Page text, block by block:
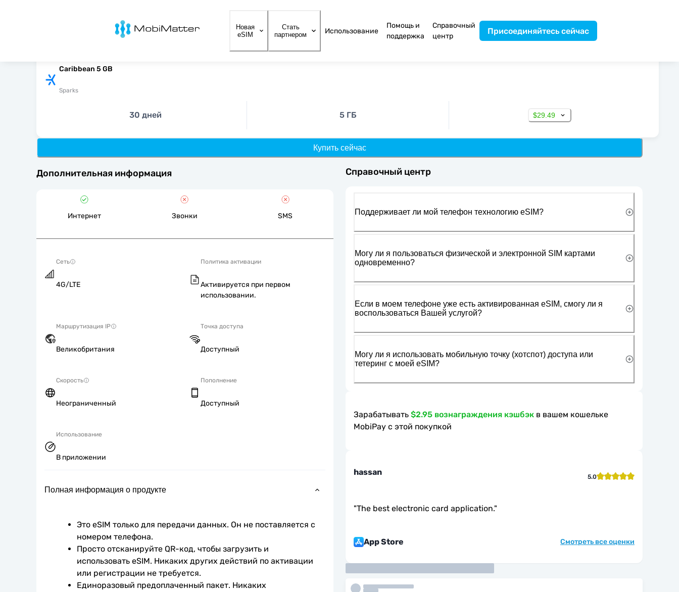
MobiMatter
Новая
eSIM
Стать
партнером
Использование
Помощь и
поддержка
Справочный
центр
Присоединяйтесь сейчас
Caribbean 5 GB
Sparks
30 дней 5 ГБ $29.49
Купить сейчас
Дополнительная информация
Интернет Звонки SMS
Сеть
4G/LTE
Политика активации
Активируется при первом
использовании.
Маршрутизация IP
Великобритания
Точка доступа
Доступный
Скорость
Неограниченный
Пополнение
Доступный
Использование
В приложении
Полная информация о продукте
Это eSIM только для передачи данных. Он не поставляется с
номером телефона.
Просто отсканируйте QR-код, чтобы загрузить и
использовать eSIM. Никаких других действий по активации
или регистрации не требуется.
Единоразовый предоплаченный пакет. Никаких
Справочный центр
Поддерживает ли мой телефон технологию eSIM?
Могу ли я пользоваться физической и электронной SIM картами
одновременно?
Если в моем телефоне уже есть активированная eSIM, смогу ли я
воспользоваться Вашей услугой?
Могу ли я использовать мобильную точку (хотспот) доступа или
тетеринг с моей eSIM?
Зарабатывать $2.95 вознаграждения кэшбэк в вашем кошельке
MobiPay с этой покупкой
hassan 5.0
"The best electronic card application."
App Store Смотреть все оценки